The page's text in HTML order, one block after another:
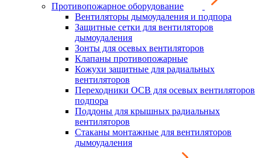
Противопожарное оборудование
Вентиляторы дымоудаления и подпора
Защитные сетки для вентиляторов
дымоудаления
Зонты для осевых вентиляторов
Клапаны противопожарные
Кожухи защитные для радиальных
вентиляторов
Переходники ОСВ для осевых вентиляторов
подпора
Поддоны для крышных радиальных
вентиляторов
Стаканы монтажные для вентиляторов
дымоудаления